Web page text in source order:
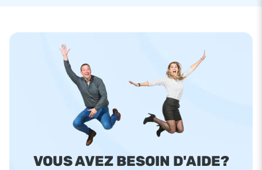
VOUS AVEZ BESOIN D'AIDE?